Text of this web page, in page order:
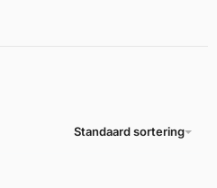
Standaard sortering